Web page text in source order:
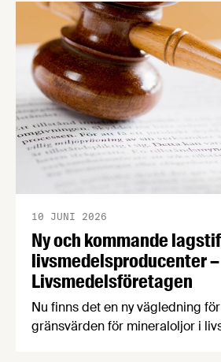
Ny och kommande
livsmedelsproducenter –
Livsmedelsföretagen
10 JUNI 2026
Nu finns det en ny vägledning för
gränsvärden för mineraloljor i